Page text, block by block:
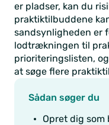
er pladser, kan du
praktiktilbuddene
sandsynligheden er
lodtrækningen til
prioriteringslisten,
at søge flere
Sådan søger du
Opret dig som